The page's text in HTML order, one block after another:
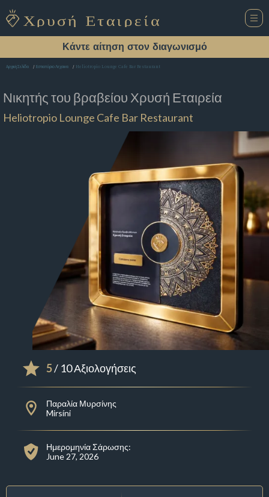
Κάντε αίτηση στον διαγωνισμό
Αρχική Σελίδα Εστιατόριο Λεχαινα Heliotropio Lounge Cafe Bar Restaurant
Νικητής του βραβείου Χρυσή Εταιρεία
Heliotropio Lounge Cafe Bar Restaurant
5/ 10 Αξιολογήσεις
Παραλία Μυρσίνης
Mirsíni
Ημερομηνία Σάρωσης:
June 27, 2026